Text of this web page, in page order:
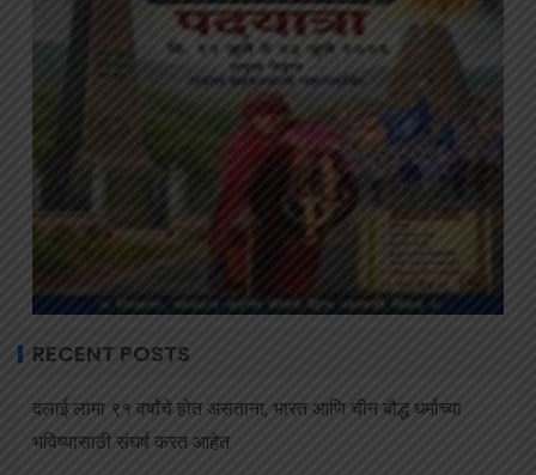
RECENT POSTS
दलाई लामा ९१ वर्षांचे होत असताना, भारत आणि चीन बौद्ध धर्माच्या
भविष्यासाठी संघर्ष करत आहेत